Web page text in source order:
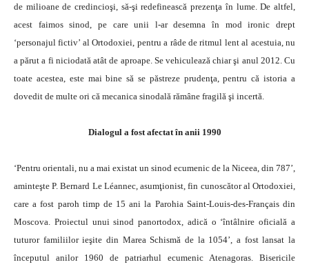
de milioane de credincioşi, să-şi redefinească prezenţa în lume. De altfel,
acest faimos sinod, pe care unii l-ar desemna în mod ironic drept
‘personajul fictiv’ al Ortodoxiei, pentru a râde de ritmul lent al acestuia, nu
a părut a fi niciodată atât de aproape. Se vehiculează chiar şi anul 2012. Cu
toate acestea, este mai bine să se păstreze prudenţa, pentru că istoria a
dovedit de multe ori că mecanica sinodală rămâne fragilă şi incertă.
Dialogul a fost afectat în anii 1990
‘Pentru orientali, nu a mai existat un sinod ecumenic de la Niceea, din 787’,
aminteşte P. Bernard Le Léannec, asumţionist, fin cunoscător al Ortodoxiei,
care a fost paroh timp de 15 ani la Parohia Saint-Louis-des-Français din
Moscova. Proiectul unui sinod panortodox, adică o ‘întâlnire oficială a
tuturor familiilor ieşite din Marea Schismă de la 1054’, a fost lansat la
începutul anilor 1960 de patriarhul ecumenic Atenagoras. Bisericile